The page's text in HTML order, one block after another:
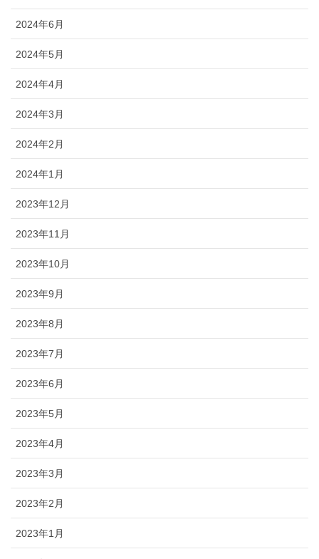
2024年6月
2024年5月
2024年4月
2024年3月
2024年2月
2024年1月
2023年12月
2023年11月
2023年10月
2023年9月
2023年8月
2023年7月
2023年6月
2023年5月
2023年4月
2023年3月
2023年2月
2023年1月